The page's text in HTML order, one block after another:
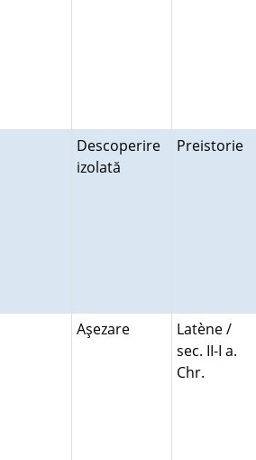
Descoperire
izolată
Preistorie
Aşezare
Latène /
sec. II-I a.
Chr.